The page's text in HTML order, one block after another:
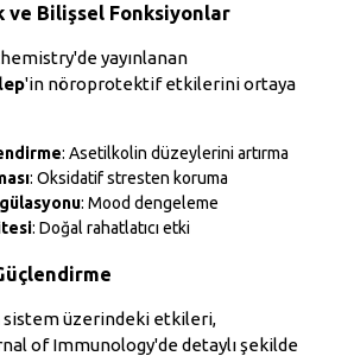
ve Bilişsel Fonksiyonlar
yayınlanan
'in nöroprotektif etkilerini ortaya
: Asetilkolin düzeylerini artırma
: Oksidatif stresten koruma
: Mood dengeleme
: Doğal rahatlatıcı etki
üzerindeki etkileri,
of Immunology'de detaylı şekilde